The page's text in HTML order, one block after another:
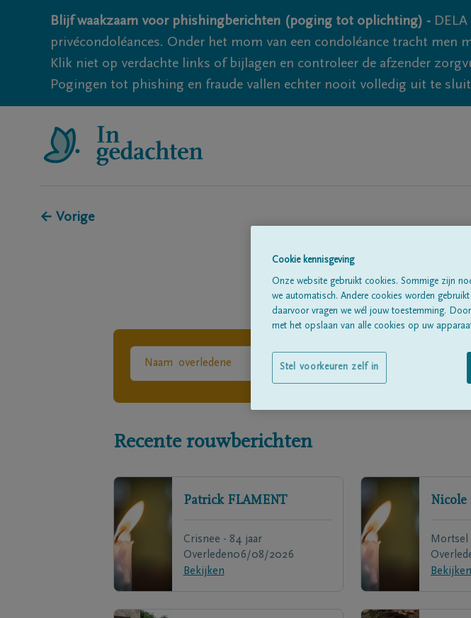
Blijf waakzaam voor phishingberichten (poging tot oplichting) -
privécondoléances. Onder het mom van een condoléance tracht men
Klik niet op verdachte links of bijlagen en controleer de afzender
Pogingen tot phishing en fraude vallen echter nooit volledig uit te
← Vorige
Recente rouwberichten
Patrick FLAMENT
Crisnee - 84 jaar
Overleden06/08/2026
Bekijken
Nicole
Mortsel
Bekijken
Cookie kennisgeving
Onze website gebruikt cookies. Sommige zijn
we automatisch. Andere cookies worden
daarvoor vragen we wél jouw toestemming.
met het opslaan van alle cookies op uw
Stel voorkeuren zelf in